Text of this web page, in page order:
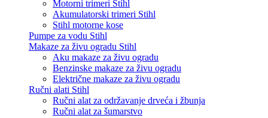
Motorni trimeri Stihl
Akumulatorski trimeri Stihl
Stihl motorne kose
Pumpe za vodu Stihl
Makaze za živu ogradu Stihl
Aku makaze za živu ogradu
Benzinske makaze za živu ogradu
Električne makaze za živu ogradu
Ručni alati Stihl
Ručni alat za održavanje drveća i žbunja
Ručni alat za šumarstvo